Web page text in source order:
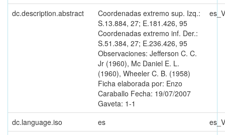
dc.description.abstract
Coordenadas extremo sup. Izq.:
S.13.884, 27; E.181.426, 95
Coordenadas extremo inf. Der.:
S.51.384, 27; E.236.426, 95
Observaciones: Jefferson C. C.
Jr (1960), Mc Daniel E. L.
(1960), Wheeler C. B. (1958)
Ficha elaborada por: Enzo
Caraballo Fecha: 19/07/2007
Gaveta: 1-1
dc.language.iso es